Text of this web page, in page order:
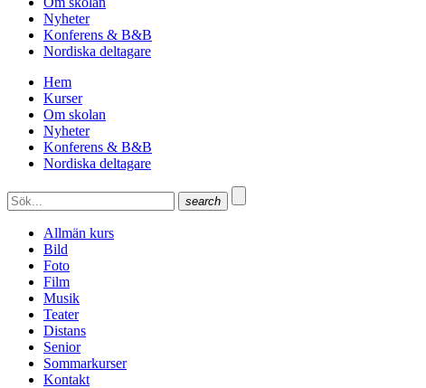
Nyheter
Konferens & B&B
Nordiska deltagare
Hem
Kurser
Om skolan
Nyheter
Konferens & B&B
Nordiska deltagare
search
Allmän kurs
Bild
Foto
Film
Musik
Teater
Distans
Senior
Sommarkurser
Kontakt